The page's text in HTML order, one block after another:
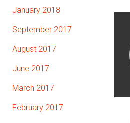
January 2018
September 2017
August 2017
June 2017
March 2017
February 2017